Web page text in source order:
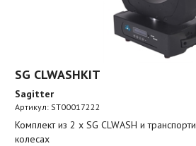
SG CLWASHKIT
Sagitter
Артикул: ST00017222
Комплект из 2 x SG CLWASH и
колесах